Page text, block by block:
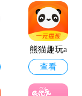
熊猫趣玩a
pp官方版
查看